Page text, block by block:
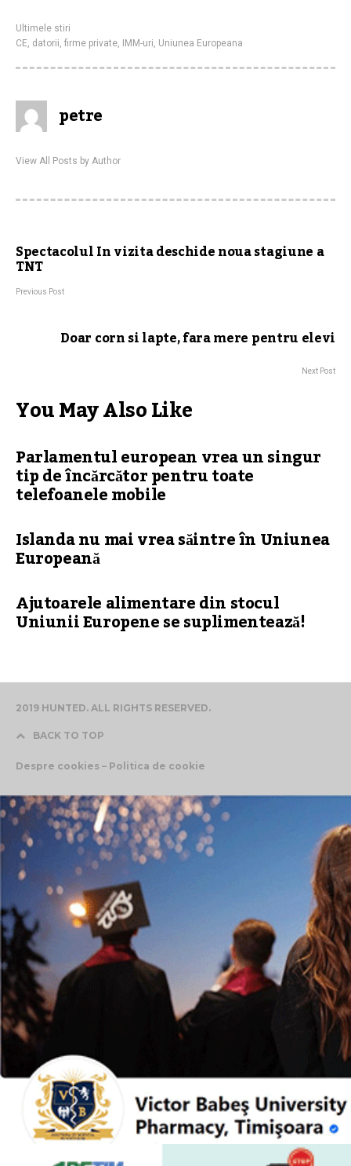
Ultimele stiri
CE, datorii, firme private, IMM-uri, Uniunea Europeana
petre
View All Posts by Author
Spectacolul In vizita deschide noua stagiune a
TNT
Previous Post
Doar corn si lapte, fara mere pentru elevi
Next Post
You May Also Like
Parlamentul european vrea un singur
tip de încărcător pentru toate
telefoanele mobile
Islanda nu mai vrea săintre în Uniunea
Europeană
Ajutoarele alimentare din stocul
Uniunii Europene se suplimentează!
2019 HUNTED. ALL RIGHTS RESERVED.
BACK TO TOP
Despre cookies – Politica de cookie